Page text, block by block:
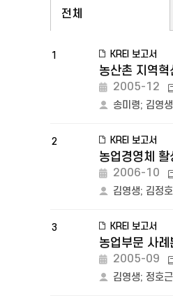
전체
1 KREI 보고서
농산촌 지역
2005-12
송미령; 김영생
2 KREI 보고서
농업경영체
2006-10
김영생; 김정호
3 KREI 보고서
농업부문 사
2005-09
김영생; 정호근